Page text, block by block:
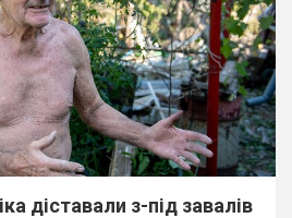
діставали з-під завалів